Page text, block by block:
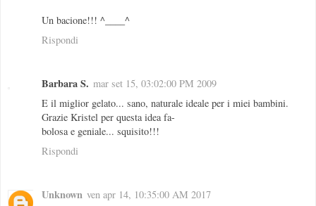
Un bacione!!! ^____^
Rispondi
Barbara S. mar set 15, 03:02:00 PM 2009
E il miglior gelato... sano, naturale ideale per i miei bambini.
Grazie Kristel per questa idea fa-
bolosa e geniale... squisito!!!
Rispondi
Unknown ven apr 14, 10:35:00 AM 2017